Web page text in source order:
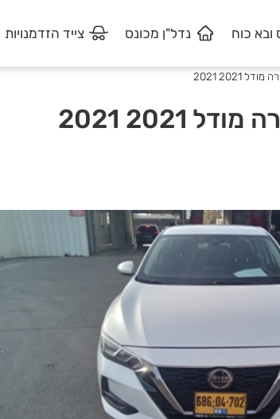
ובא כוח נדל"ן מכונס צייד הזדמנויות
2021 2021
2021 2021